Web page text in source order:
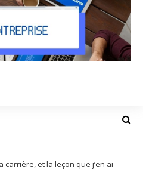
carrière, et la leçon que j’en ai